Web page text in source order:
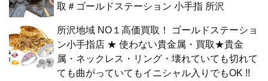
取＃ゴールドステーション 小手指 所沢
所沢地域 NO１高価買取！ ゴールドステーショ
ン小手指店 ★ 使わない貴金属・買取★貴金
属・ネックレス・リング・壊れていても切れて
ても曲がっていてもイニシャル入りでもOK !!